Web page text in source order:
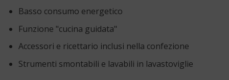
Basso consumo energetico
Funzione "cucina guidata"
Accessori e ricettario inclusi nella confezione
Strumenti smontabili e lavabili in lavastoviglie